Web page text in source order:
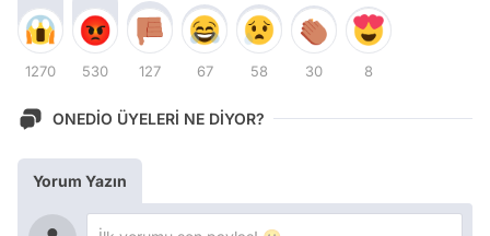
1270 530 127 67 58 30 8
ONEDİO ÜYELERİ NE DİYOR?
Yorum Yazın